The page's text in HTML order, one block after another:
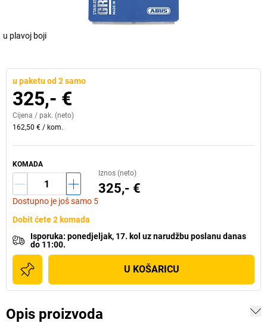
u plavoj boji
u paketu od 2 samo
325,- €
Cijena / pak. (neto)
162,50 € / kom.
KOMADA
Dostupno je još samo 5
Iznos (neto)
325,- €
Dobit ćete 2 komada
Isporuka: ponedjeljak, 17. kol uznarudžbu poslanu danas
do 11:00.
U KOŠARICU
Opis proizvoda